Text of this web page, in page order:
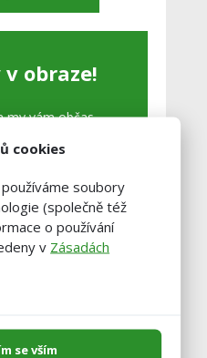
obraze!
my vám občas
cookies
soubory
(společně též
o používání
v Zásadách
se vším